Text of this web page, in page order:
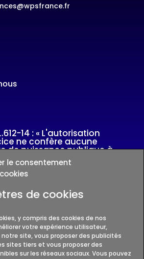
le consentement
de cookies
y compris des cookies de nos
votre expérience utilisateur,
notre site, vous proposer des publicités
sites tiers et vous proposer des
sur les réseaux sociaux. Vous pouvez
14 : « L'autorisation
ne confère aucune
de puissance publique à
ou aux personnes qui en
bénéficient »
CNAPS
PAR TELESERVICES CNAPS